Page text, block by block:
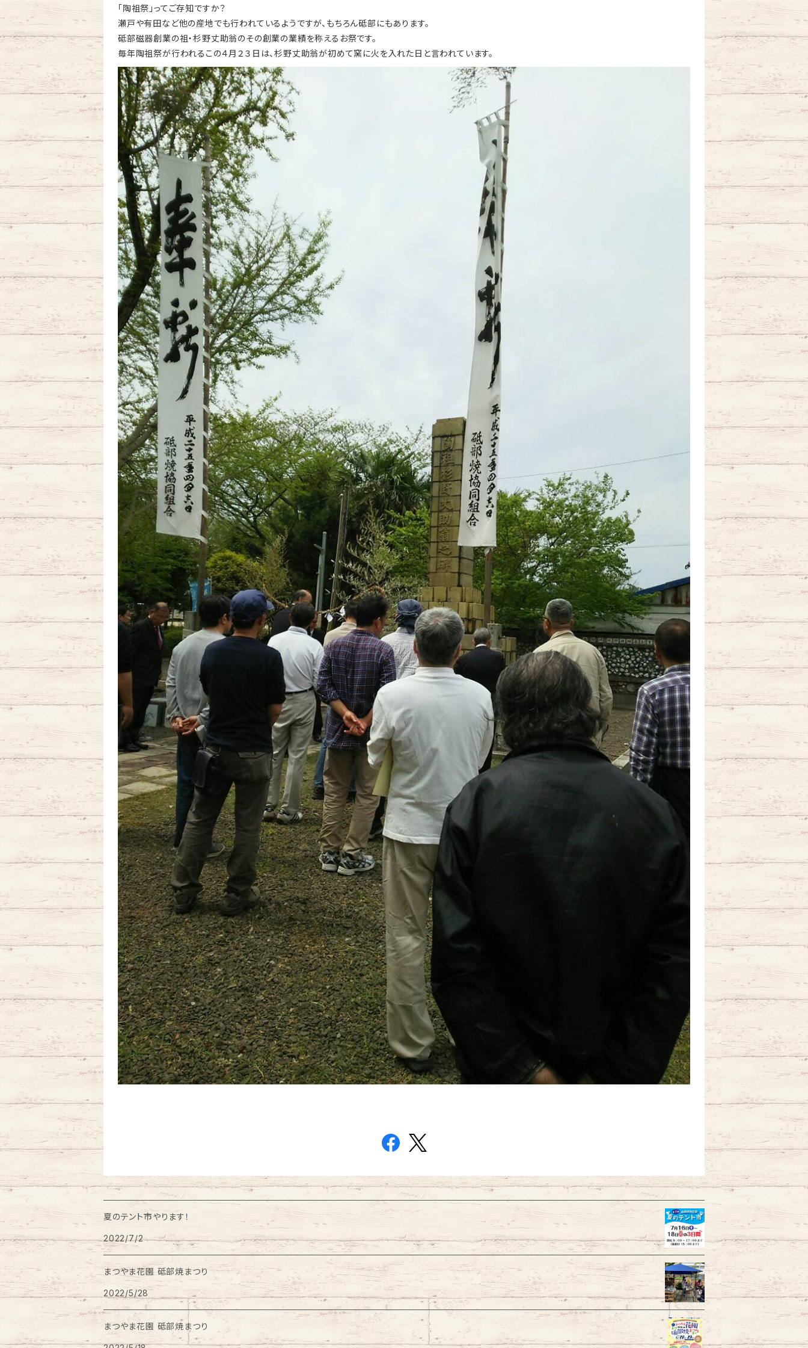
「陶祖祭」ってご存知ですか？
瀬戸や有田など他の産地でも行われているようですが、もちろん砥部にもあります。
砥部磁器創業の祖・杉野丈助翁のその創業の業績を称えるお祭です。
毎年陶祖祭が行われるこの４月２３日は、杉野丈助翁が初めて窯に火を入れた日と言われています。
夏のテント市やります！
2022/7/2
まつやま花園 砥部焼まつり
2022/5/28
まつやま花園 砥部焼まつり